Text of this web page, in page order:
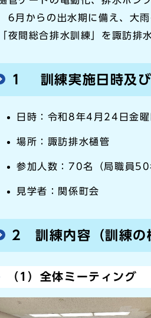
6月からの出水期に備え、大雨
「夜間総合排水訓練」を諏訪排
1 訓練実施日時及び
日時：令和8年4月24日金
場所：諏訪排水樋管
参加人数：70名（局職員50
見学者：関係町会
2 訓練内容（訓練の
（1）全体ミーティング